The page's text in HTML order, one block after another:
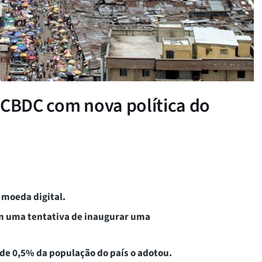
com nova política do
moeda digital.
uma tentativa de inaugurar uma
0,5% da população do país o adotou.